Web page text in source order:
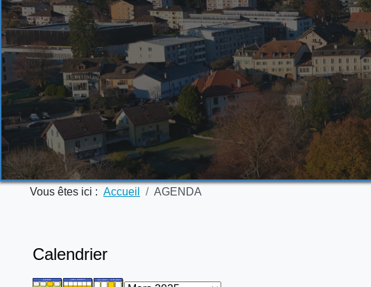
Vous êtes ici : Accueil AGENDA
Calendrier